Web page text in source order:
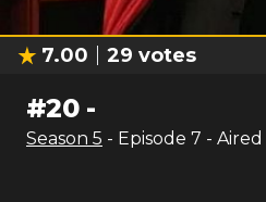
7.00 29 votes
#20-
Season 5 - Episode 7 - Aired